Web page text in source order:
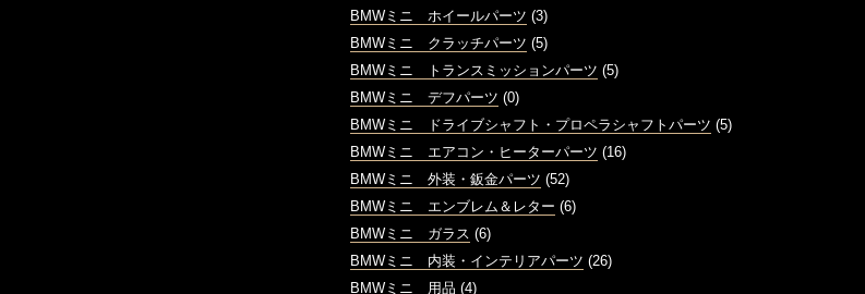
BMWミニ ホイールパーツ (3)
BMWミニ クラッチパーツ (5)
BMWミニ トランスミッションパーツ (5)
BMWミニ デフパーツ (0)
BMWミニ ドライブシャフト・プロペラシャフトパーツ (5)
BMWミニ エアコン・ヒーターパーツ (16)
BMWミニ 外装・鈑金パーツ (52)
BMWミニ エンブレム＆レター (6)
BMWミニ ガラス (6)
BMWミニ 内装・インテリアパーツ (26)
BMWミニ 用品 (4)